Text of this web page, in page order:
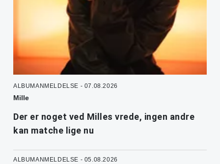
ALBUMANMELDELSE - 07.08.2026
Mille
Der er noget ved Milles vrede, ingen andre
kan matche lige nu
ALBUMANMELDELSE - 05.08.2026